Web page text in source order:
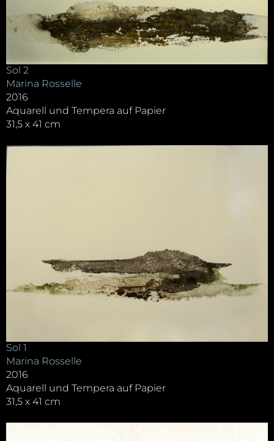
Sol 2
Marina Rosselle
2016
Aquarell und Tempera auf Papier
31,5 x 41 cm
Sol 1
Marina Rosselle
2016
Aquarell und Tempera auf Papier
31,5 x 41 cm